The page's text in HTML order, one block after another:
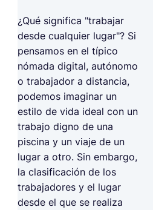
¿Qué significa "trabajar
desde cualquier lugar"? Si
pensamos en el típico
nómada digital, autónomo
o trabajador a distancia,
podemos imaginar un
estilo de vida ideal con un
trabajo digno de una
piscina y un viaje de un
lugar a otro. Sin embargo,
la clasificación de los
trabajadores y el lugar
desde el que se realiza